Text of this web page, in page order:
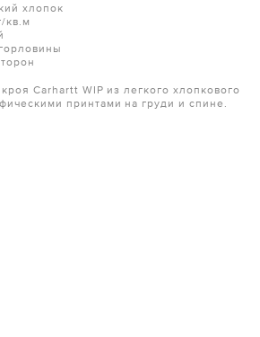
хлопок
кв.м
Carhartt WIP из легкого хлопкового
принтами на груди и спине.